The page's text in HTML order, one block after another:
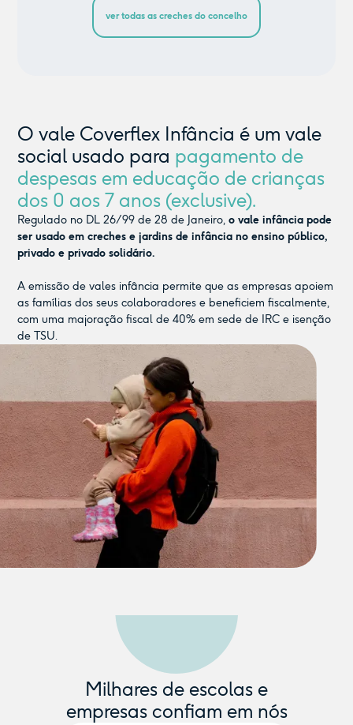
ver todas as creches do concelho
O vale Coverflex Infância é um vale
social usado para pagamento de
despesas em educação de crianças
dos 0 aos 7 anos (exclusive).
Regulado no DL 26/99 de 28 de Janeiro,o vale infância pode
ser usado em creches e jardins de infância no ensino público,
privado e privado solidário.
A emissão de vales infância permite que as empresas apoiem
as famílias dos seus colaboradores e beneficiem fiscalmente,
com uma majoração fiscal de 40% em sede de IRC e isenção
de TSU.
Milhares de escolas e
empresas confiam em nós